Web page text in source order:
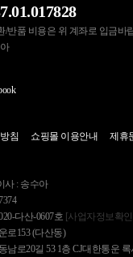
/반품 비용은 위 계좌로 입금바
침 쇼핑몰 이용안내 제휴
사 : 송수아
다산-0607호 [사업자정보확
로153 (다산동)
남로20길 53 1층 CJ대한통운 록